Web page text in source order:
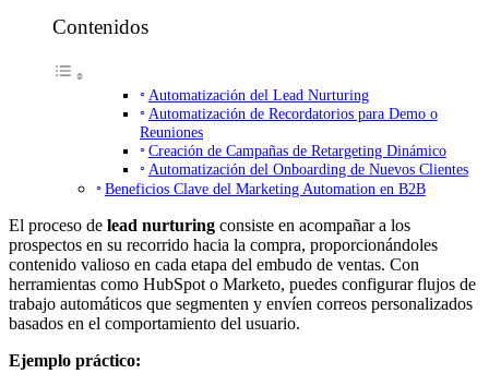
Contenidos
Automatización del Lead Nurturing
Automatización de Recordatorios para Demo o
Reuniones
Creación de Campañas de Retargeting Dinámico
Automatización del Onboarding de Nuevos Clientes
Beneficios Clave del Marketing Automation en B2B
El proceso de lead nurturing consiste en acompañar a los
prospectos en su recorrido hacia la compra, proporcionándoles
contenido valioso en cada etapa del embudo de ventas. Con
herramientas como HubSpot o Marketo, puedes configurar flujos de
trabajo automáticos que segmenten y envíen correos personalizados
basados en el comportamiento del usuario.
Ejemplo práctico: